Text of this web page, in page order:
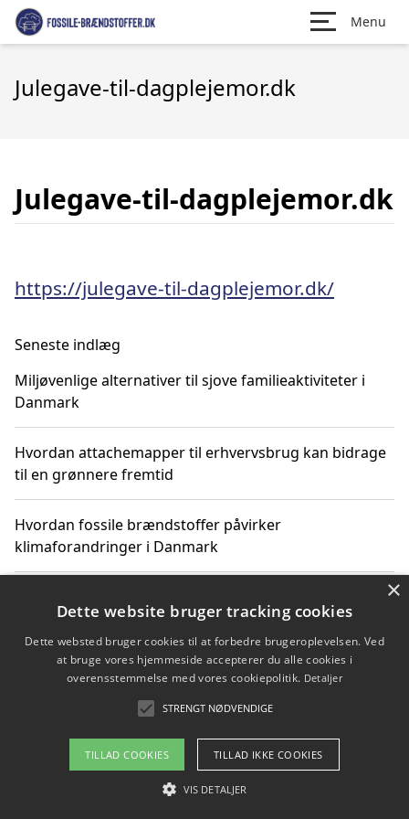
Menu
Julegave-til-dagplejemor.dk
Julegave-til-dagplejemor.dk
https://julegave-til-dagplejemor.dk/
Seneste indlæg
Miljøvenlige alternativer til sjove familieaktiviteter i
Danmark
Hvordan attachemapper til erhvervsbrug kan bidrage
til en grønnere fremtid
Hvordan fossile brændstoffer påvirker
klimaforandringer i Danmark
klimaændringer
Hvordan citater om fossile brændstoffer kan ændre
Copyright 2026 - Pilanto Aps
Om / kontakt
×
Dette website bruger tracking cookies
Dette websted bruger cookies til at forbedre brugeroplevelsen. Ved
at bruge vores hjemmeside accepterer du alle cookies i
overensstemmelse med vores cookiepolitik. Detaljer
STRENGT NØDVENDIGE
TILLAD COOKIES TILLAD IKKE COOKIES
VIS DETALJER